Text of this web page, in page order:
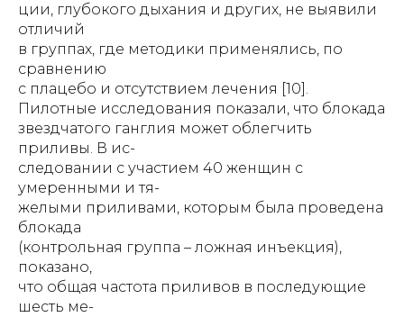
ции, глубокого дыхания и других, не выявили
отличий
в группах, где методики применялись, по
сравнению
с плацебо и отсутствием лечения [10].
Пилотные исследования показали, что блокада
звездчатого ганглия может облегчить
приливы. В ис-
следовании с участием 40 женщин с
умеренными и тя-
желыми приливами, которым была проведена
блокада
(контрольная группа – ложная инъекция),
показано,
что общая частота приливов в последующие
шесть ме-